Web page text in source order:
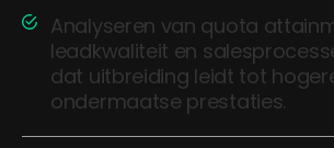
Analyseren van quota
leadkwaliteit en
dat uitbreiding leidt tot
ondermaatse prestaties.